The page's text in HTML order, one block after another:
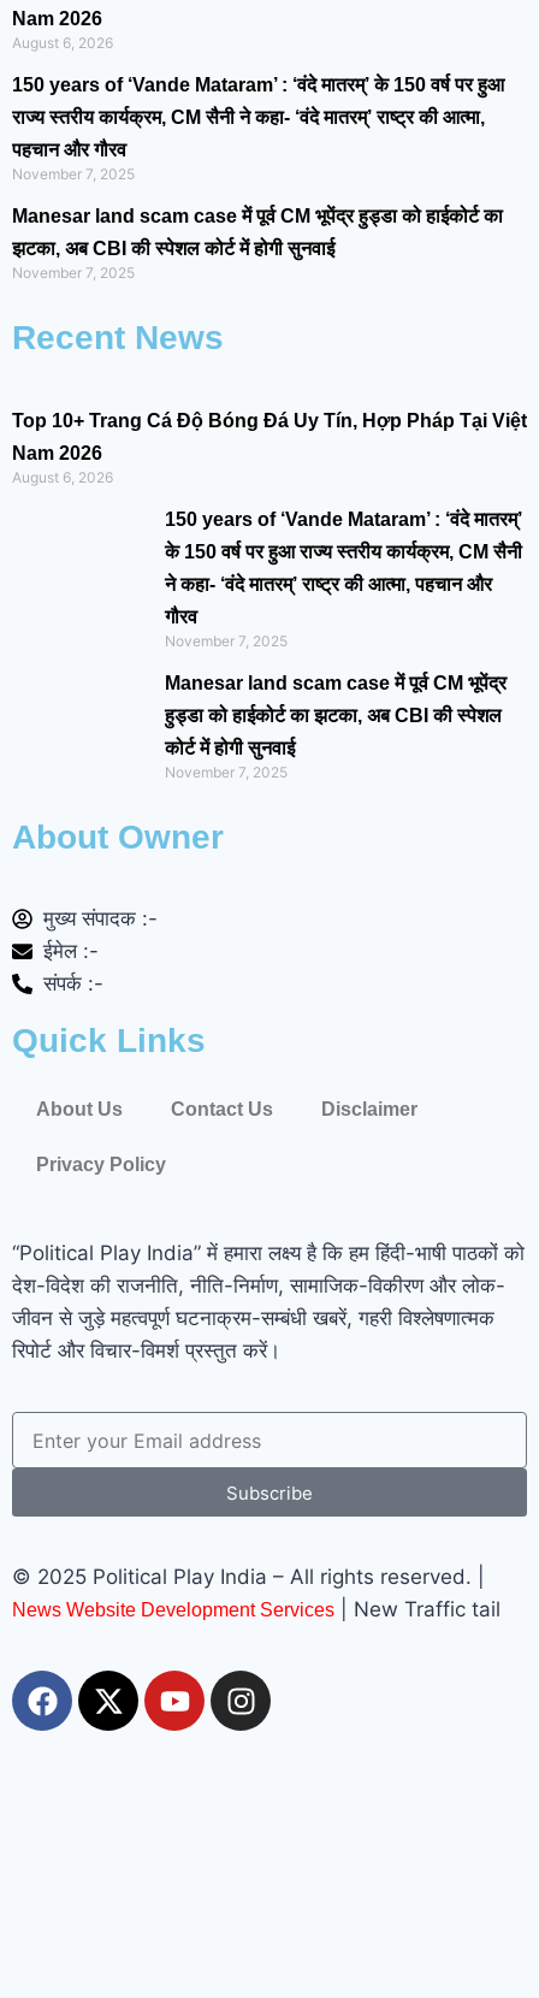
Nam 2026
August 6, 2026
150 years of ‘Vande Mataram’ : ‘वंदे मातरम्’ के 150 वर्ष पर हुआ
राज्य स्तरीय कार्यक्रम, CM सैनी ने कहा- ‘वंदे मातरम्’ राष्ट्र की आत्मा,
पहचान और गौरव
November 7, 2025
Manesar land scam case में पूर्व CM भूपेंद्र हुड्डा को हाईकोर्ट का
झटका, अब CBI की स्पेशल कोर्ट में होगी सुनवाई
November 7, 2025
Recent News
Top 10+ Trang Cá Độ Bóng Đá Uy Tín, Hợp Pháp Tại Việt
Nam 2026
August 6, 2026
150 years of ‘Vande Mataram’ : ‘वंदे मातरम्’
के 150 वर्ष पर हुआ राज्य स्तरीय कार्यक्रम, CM सैनी
ने कहा- ‘वंदे मातरम्’ राष्ट्र की आत्मा, पहचान और
गौरव
November 7, 2025
Manesar land scam case में पूर्व CM भूपेंद्र
हुड्डा को हाईकोर्ट का झटका, अब CBI की स्पेशल
कोर्ट में होगी सुनवाई
November 7, 2025
About Owner
मुख्य संपादक :-
ईमेल :-
संपर्क :-
Quick Links
About Us Contact Us Disclaimer
Privacy Policy
“Political Play India” में हमारा लक्ष्य है कि हम हिंदी-भाषी पाठकों को
देश-विदेश की राजनीति, नीति-निर्माण, सामाजिक-विकीरण और लोक-
जीवन से जुड़े महत्वपूर्ण घटनाक्रम-सम्बंधी खबरें, गहरी विश्लेषणात्मक
रिपोर्ट और विचार-विमर्श प्रस्तुत करें।
Subscribe
© 2025 Political Play India – All rights reserved. |
News Website Development Services | New Traffic tail